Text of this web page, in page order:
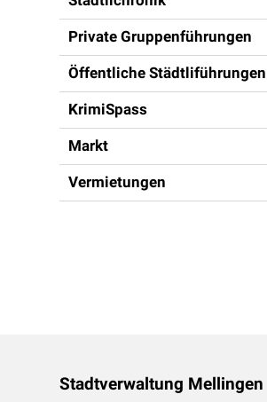
Private Gruppenführungen
Öffentliche Städtliführungen
KrimiSpass
Markt
Vermietungen
Footer
Stadtverwaltung Mellingen